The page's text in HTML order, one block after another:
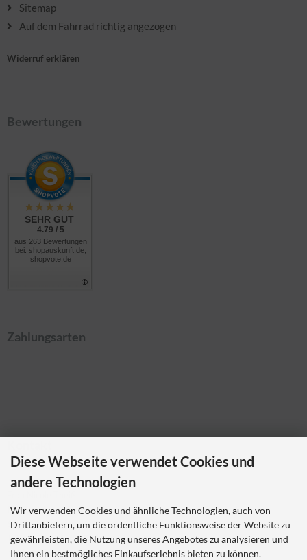
Sitemap
Auf dem Fahrrad richtig angezogen
Widerruf erklären
Bewertungen
SEHR GUT
4.79 / 5
aus 263 Bewertungen
bei: shopauskunft.de,
shopvote.de
Zahlungsarten
Ladybikewear.de
Pellerweg 1
63486 Bruchköbel
Telefon 06181 7023214
nicole.theiss@ladybikewear.de
Diese Webseite verwendet Cookies und
andere Technologien
Wir verwenden Cookies und ähnliche Technologien, auch von
Drittanbietern, um die ordentliche Funktionsweise der Website zu
gewährleisten, die Nutzung unseres Angebotes zu analysieren und
Ihnen ein bestmögliches Einkaufserlebnis bieten zu können.